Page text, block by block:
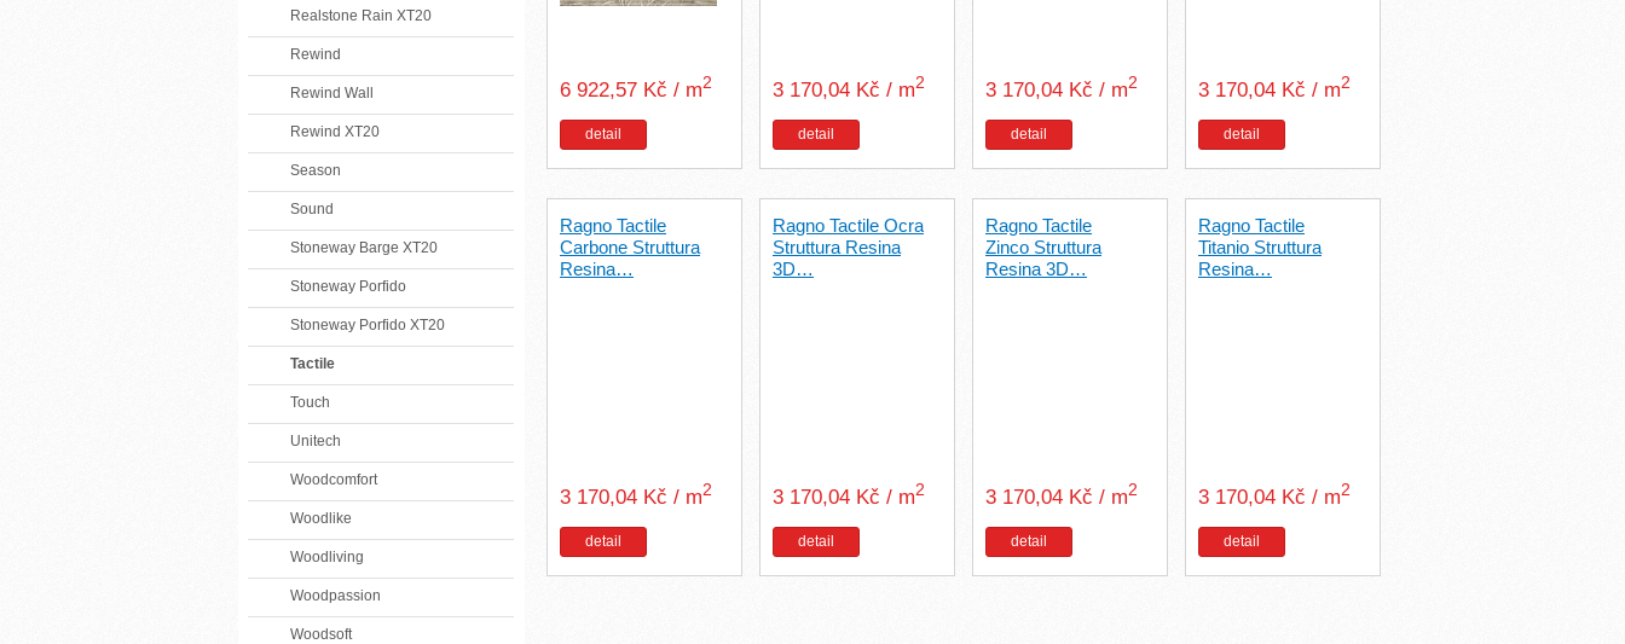
Realstone Rain XT20
Rewind
Rewind Wall
Rewind XT20
Season
Sound
Stoneway Barge XT20
Stoneway Porfido
Stoneway Porfido XT20
Tactile
Touch
Unitech
Woodcomfort
Woodlike
Woodliving
Woodpassion
Woodsoft
6 922,57 Kč / m2
detail
3 170,04 Kč / m2
detail
3 170,04 Kč / m2
detail
3 170,04 Kč / m2
detail
Ragno Tactile
Carbone Struttura
Resina…
3 170,04 Kč / m2
detail
Ragno Tactile Ocra
Struttura Resina
3D…
3 170,04 Kč / m2
detail
Ragno Tactile
Zinco Struttura
Resina 3D…
3 170,04 Kč / m2
detail
Ragno Tactile
Titanio Struttura
Resina…
3 170,04 Kč / m2
detail